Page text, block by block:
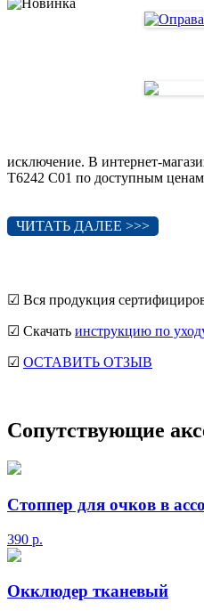
исключение. В интернет-
T6242 C01 по доступным
ЧИТАТЬ ДАЛЕЕ >>>
☑ Вся продукция
☑ Скачать инструкцию по
☑ ОСТАВИТЬ ОТЗЫВ
Сопутствующие
Стоппер для очков в
390 р.
Окклюдер тканевый